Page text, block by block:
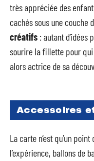
très appréciée des
cachés sous une couche
créatifs : autant
sourire la fillette pour
alors actrice de sa
Accessoires
La carte n’est qu’un
l’expérience, ballons de